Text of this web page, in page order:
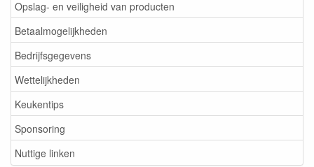
Opslag- en veiligheid van producten
Betaalmogelijkheden
Bedrijfsgegevens
Wettelijkheden
Keukentips
Sponsoring
Nuttige linken